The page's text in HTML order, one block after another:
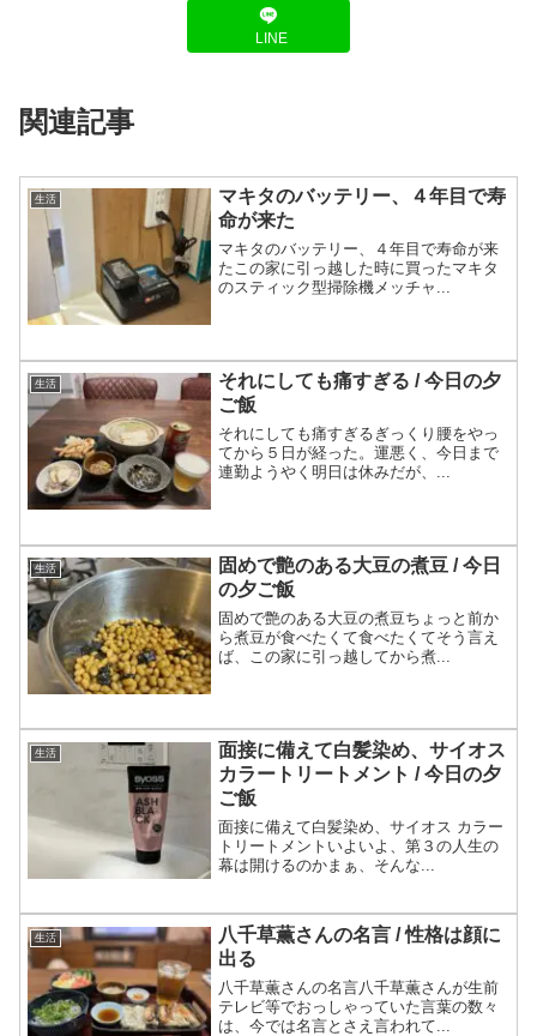
LINE
関連記事
生活
マキタのバッテリー、４年目で寿
命が来た
マキタのバッテリー、４年目で寿命が来
たこの家に引っ越した時に買ったマキタ
のスティック型掃除機メッチャ...
生活
それにしても痛すぎる / 今日の夕
ご飯
それにしても痛すぎるぎっくり腰をやっ
てから５日が経った。運悪く、今日まで
連勤ようやく明日は休みだが、...
生活
固めで艶のある大豆の煮豆 / 今日
の夕ご飯
固めで艶のある大豆の煮豆ちょっと前か
ら煮豆が食べたくて食べたくてそう言え
ば、この家に引っ越してから煮...
生活
面接に備えて白髪染め、サイオス
カラートリートメント / 今日の夕
ご飯
面接に備えて白髪染め、サイオス カラー
トリートメントいよいよ、第３の人生の
幕は開けるのかまぁ、そんな...
生活
八千草薫さんの名言 / 性格は顔に
出る
八千草薫さんの名言八千草薫さんが生前
テレビ等でおっしゃっていた言葉の数々
は、今では名言とさえ言われて...